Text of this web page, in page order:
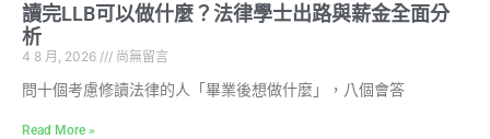
讀完LLB可以做什麼？法律學士出路與薪金全面分
析
4 8 月, 2026 尚無留言
問十個考慮修讀法律的人「畢業後想做什麼」，八個會答
Read More »